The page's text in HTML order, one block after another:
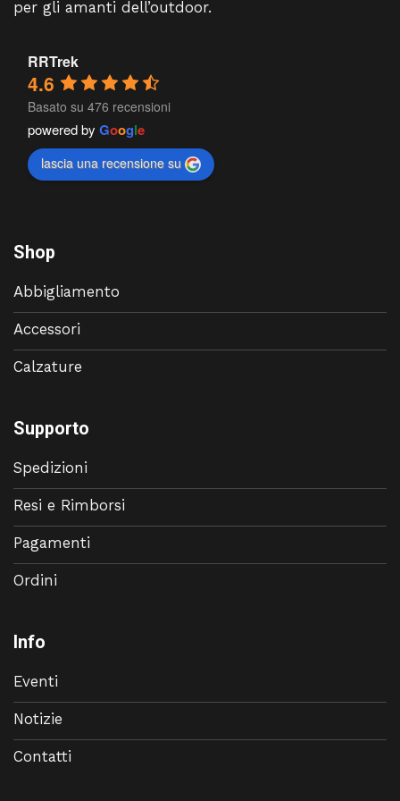
per gli amanti dell’outdoor.
RRTrek
4.6
Basato su 476 recensioni
powered by Google
lascia una recensione su
Shop
Abbigliamento
Accessori
Calzature
Supporto
Spedizioni
Resi e Rimborsi
Pagamenti
Ordini
Info
Eventi
Notizie
Contatti